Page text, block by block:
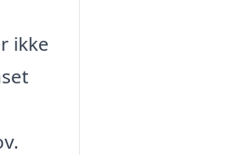
ikke